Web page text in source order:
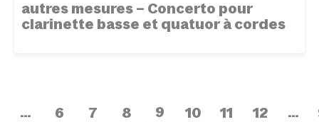
autres mesures – Concerto pour
clarinette basse et quatuor à cordes
… 6 7 8 9 10 11 12 …